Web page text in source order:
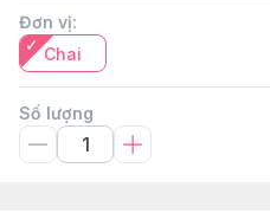
Đơn vị:
Chai
Số lượng